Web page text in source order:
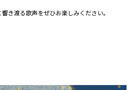
き渡る歌声をぜひお楽しみください。